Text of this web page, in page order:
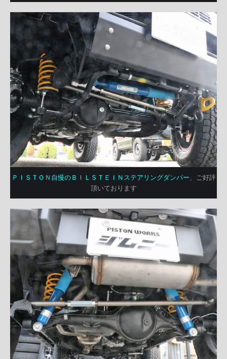
ＰＩＳＴＯＮ自慢のＢＩＬＳＴＥＩＮステアリングダンパー、ご好評
頂いております